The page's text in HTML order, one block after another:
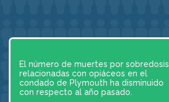
El número de muertes por sobredosis
relacionadas con opiáceos en el
condado de Plymouth ha disminuido
con respecto al año pasado.